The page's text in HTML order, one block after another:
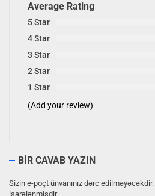
Average Rating
5 Star
4 Star
3 Star
2 Star
1 Star
(Add your review)
BIR CAVAB YAZIN
Sizin e-poçt ünvanınız dərc edilməyəcəkdir.
işarələnmişdir